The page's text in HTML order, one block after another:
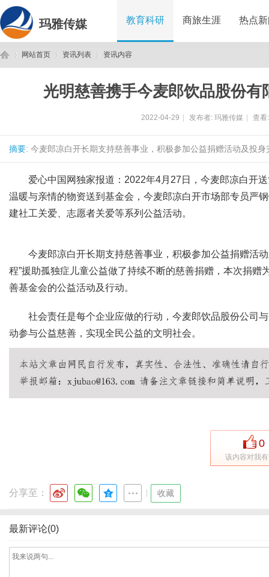
玛雅传媒 教育科研 商旅生涯 热点
网站首页 资讯列表 资讯内容
光明慈善携手今麦郎饮品股份
2022-04-29 发布者: 玛雅传媒 查
摘要: 今麦郎凉白开长期支持慈善事业，积极参加公益捐赠活动及投
爱心中国网独家报道：2022年4月27日，今麦郎凉白开
温暖与亲情的物资送到基金会，今麦郎凉白开市场部专员严
建社工关爱、志愿者关爱等系列公益活动。
今麦郎凉白开长期支持慈善事业，积极参加公益捐赠活
程”援助孤独症儿童公益做了持续不断的慈善捐赠，本次捐
善基金会的公益活动及行动。
社会责任是每个企业应做的行动，今麦郎饮品股份公司
动参与公益慈善，实现全民公益的文明社会。
0
该内容对我
分享至： 收藏
最新评论(0)